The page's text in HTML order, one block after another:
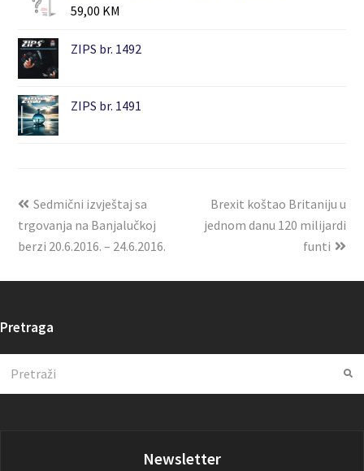
59,00 KM
ZIPS br. 1492
ZIPS br. 1491
Sedmični izvještaj sa
trgovanja na Banjalučkoj
berzi 20.6.2016. – 24.6.2016.
Brexit koštao Britaniju u
jednom danu 120 milijardi
funti
Pretraga
Newsletter